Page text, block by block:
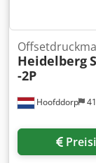
Hoofddorp
Heidelberg
-2P